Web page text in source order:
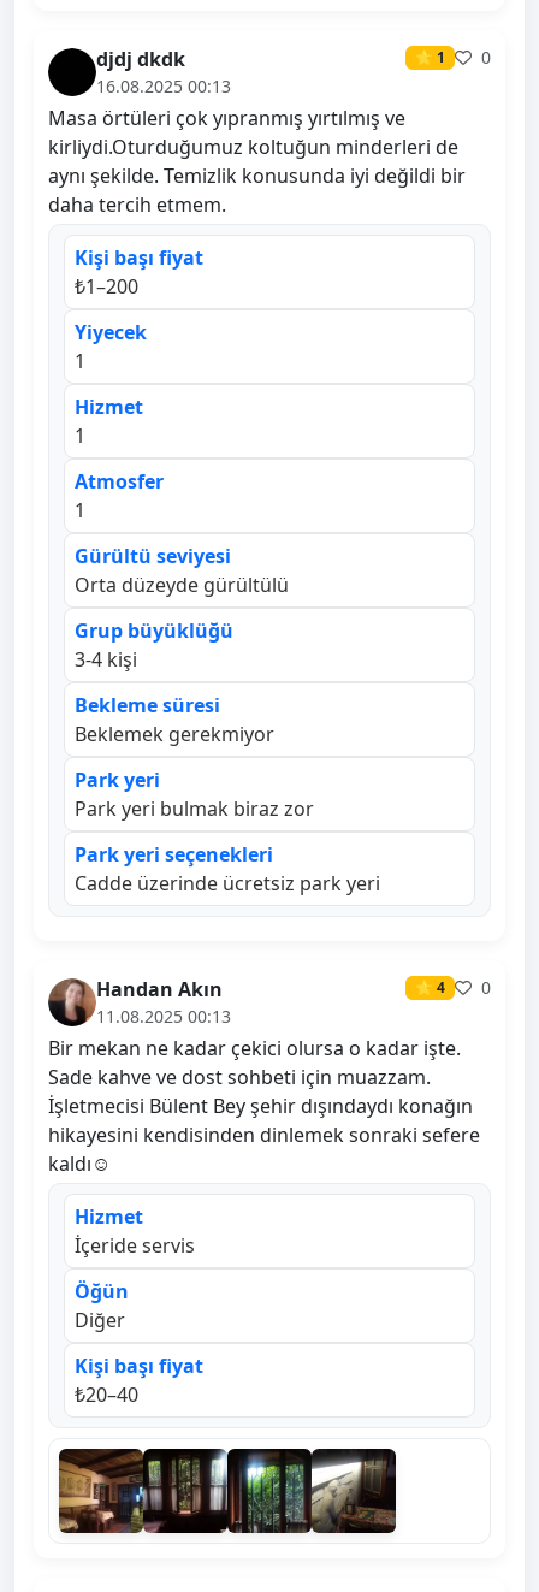
djdj dkdk ⭐ 1
0
16.08.2025 00:13
Masa örtüleri çok yıpranmış yırtılmış ve
kirliydi.Oturduğumuz koltuğun minderleri de
aynı şekilde. Temizlik konusunda iyi değildi bir
daha tercih etmem.
Kişi başı fiyat
₺1–200
Yiyecek
1
Hizmet
1
Atmosfer
1
Gürültü seviyesi
Orta düzeyde gürültülü
Grup büyüklüğü
3-4 kişi
Bekleme süresi
Beklemek gerekmiyor
Park yeri
Park yeri bulmak biraz zor
Park yeri seçenekleri
Cadde üzerinde ücretsiz park yeri
Handan Akın ⭐ 4
0
11.08.2025 00:13
Bir mekan ne kadar çekici olursa o kadar işte.
Sade kahve ve dost sohbeti için muazzam.
İşletmecisi Bülent Bey şehir dışındaydı konağın
hikayesini kendisinden dinlemek sonraki sefere
kaldı☺️
Hizmet
İçeride servis
Öğün
Diğer
Kişi başı fiyat
₺20–40